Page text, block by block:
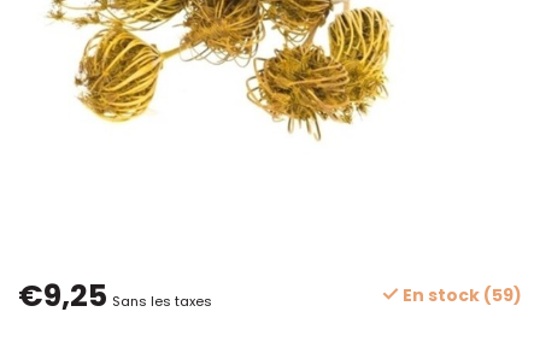
€9,25 Sans les taxes En stock (59)